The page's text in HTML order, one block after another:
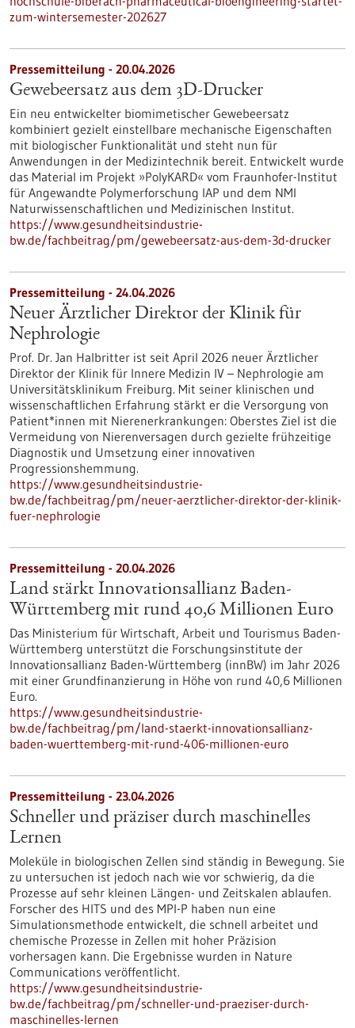
zum-wintersemester-202627
Pressemitteilung - 20.04.2026
Gewebeersatz aus dem 3D-Drucker
Ein neu entwickelter biomimetischer Gewebeersatz
kombiniert gezielt einstellbare mechanische Eigenschaften
mit biologischer Funktionalität und steht nun für
Anwendungen in der Medizintechnik bereit. Entwickelt wurde
das Material im Projekt »PolyKARD« vom Fraunhofer-Institut
für Angewandte Polymerforschung IAP und dem NMI
Naturwissenschaftlichen und Medizinischen Institut.
https://www.gesundheitsindustrie-
bw.de/fachbeitrag/pm/gewebeersatz-aus-dem-3d-drucker
Pressemitteilung - 24.04.2026
Neuer Ärztlicher Direktor der Klinik für
Nephrologie
Prof. Dr. Jan Halbritter ist seit April 2026 neuer Ärztlicher
Direktor der Klinik für Innere Medizin IV – Nephrologie am
Universitätsklinikum Freiburg. Mit seiner klinischen und
wissenschaftlichen Erfahrung stärkt er die Versorgung von
Patient*innen mit Nierenerkrankungen: Oberstes Ziel ist die
Vermeidung von Nierenversagen durch gezielte frühzeitige
Diagnostik und Umsetzung einer innovativen
Progressionshemmung.
https://www.gesundheitsindustrie-
bw.de/fachbeitrag/pm/neuer-aerztlicher-direktor-der-klinik-
fuer-nephrologie
Pressemitteilung - 20.04.2026
Land stärkt Innovationsallianz Baden-
Württemberg mit rund 40,6 Millionen Euro
Das Ministerium für Wirtschaft, Arbeit und Tourismus Baden-
Württemberg unterstützt die Forschungsinstitute der
Innovationsallianz Baden-Württemberg (innBW) im Jahr 2026
mit einer Grundfinanzierung in Höhe von rund 40,6 Millionen
Euro.
https://www.gesundheitsindustrie-
bw.de/fachbeitrag/pm/land-staerkt-innovationsallianz-
baden-wuerttemberg-mit-rund-406-millionen-euro
Pressemitteilung - 23.04.2026
Schneller und präziser durch maschinelles
Lernen
Moleküle in biologischen Zellen sind ständig in Bewegung. Sie
zu untersuchen ist jedoch nach wie vor schwierig, da die
Prozesse auf sehr kleinen Längen- und Zeitskalen ablaufen.
Forscher des HITS und des MPI-P haben nun eine
Simulationsmethode entwickelt, die schnell arbeitet und
chemische Prozesse in Zellen mit hoher Präzision
vorhersagen kann. Die Ergebnisse wurden in Nature
Communications veröffentlicht.
https://www.gesundheitsindustrie-
bw.de/fachbeitrag/pm/schneller-und-praeziser-durch-
maschinelles-lernen